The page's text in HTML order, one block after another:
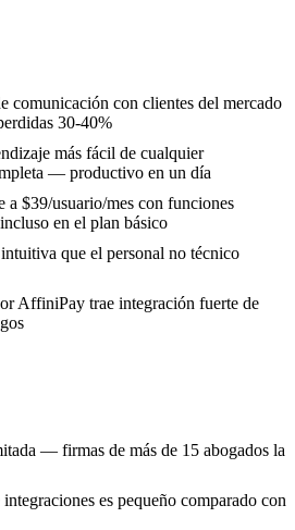
comunicación con clientes del mercado
30-40%
más fácil de cualquier
— productivo en un día
a $39/usuario/mes con funciones
en el plan básico
que el personal no técnico
AffiniPay trae integración fuerte de
— firmas de más de 15 abogados la
es pequeño comparado con